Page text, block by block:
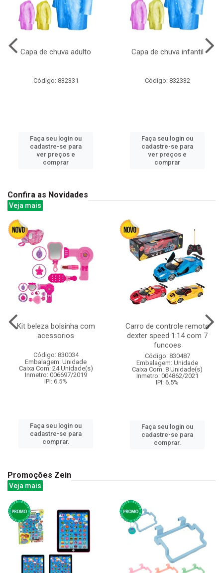
Capa de chuva adulto
Código: 832331
Faça seu login ou
cadastre-se para
ver preços e
comprar
Capa de chuva infantil
Código: 832332
Faça seu login ou
cadastre-se para
ver preços e
comprar
Confira as Novidades
Veja mais
Kit beleza bolsinha com
acessorios
Código: 830034
Embalagem: Unidade
Caixa Com: 24 Unidade(s)
Inmetro: 006697/2019
IPI: 6.5%
Faça seu login ou
cadastre-se para
comprar.
Carro de controle remoto
dexter speed 1:14 com 7
funcoes
Código: 830487
Embalagem: Unidade
Caixa Com: 8 Unidade(s)
Inmetro: 004862/2021
IPI: 6.5%
Faça seu login ou
cadastre-se para
comprar.
Promoções Zein
Veja mais